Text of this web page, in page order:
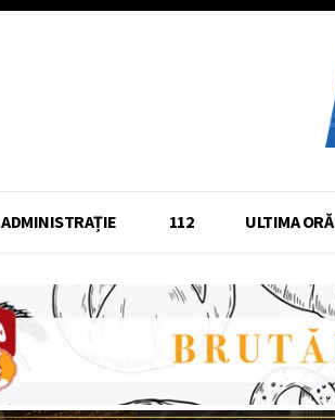
ADMINISTRAȚIE 112 ULTIMA ORĂ